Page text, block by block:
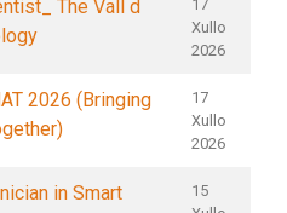
The Vall d
17
Xullo
2026
2026 (Bringing
17
Xullo
2026
in Smart
15